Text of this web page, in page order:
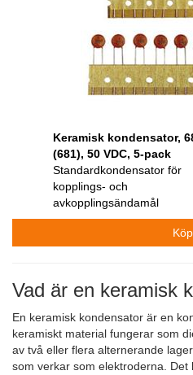
Keramisk kondensator,
(681), 50 VDC, 5-pack
Standardkondensator för
kopplings- och
avkopplingsändamål
Vad är en keramisk
En keramisk kondensator är en
keramiskt material fungerar som
av två eller flera alternerande
som verkar som elektroderna. Det